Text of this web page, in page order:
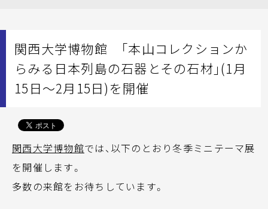
関西大学博物館 「本山コレクションか
らみる日本列島の石器とその石材」(1月
15日～2月15日)を開催
関西大学博物館では、以下のとおり冬季ミニテーマ展
を開催します。
多数の来館をお待ちしています。